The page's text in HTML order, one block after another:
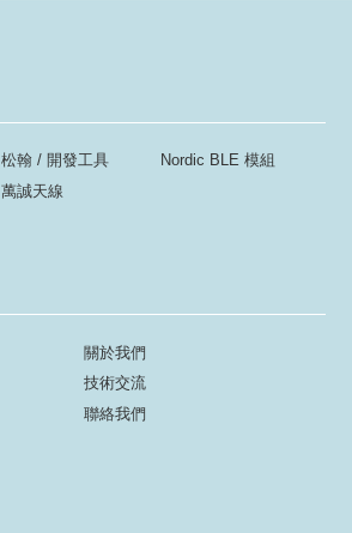
松翰 / 開發工具
Nordic BLE 模組
萬誠天線
關於我們
技術交流
聯絡我們